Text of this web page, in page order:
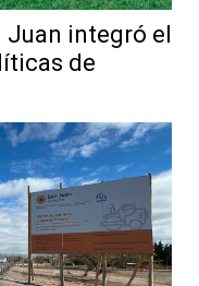
Juan integró el
de